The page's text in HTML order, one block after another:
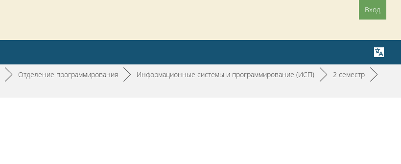
Вход
► Отделение программирования ► Информационные системы и программирование (ИСП) ► 2 семестр
►